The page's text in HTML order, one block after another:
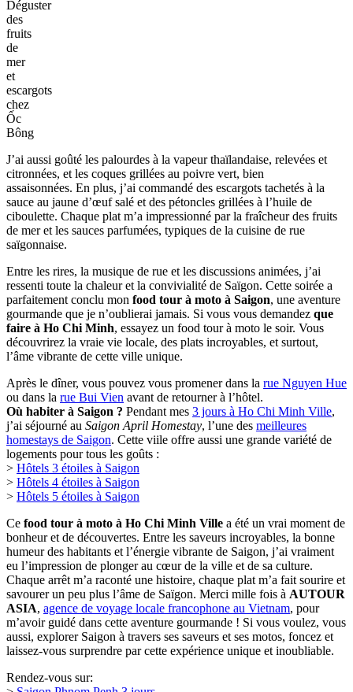
Déguster
des
de
mer
et
escargots
chez
Ốc
Bông
J’ai aussi goûté les palourdes à la vapeur thaïlandaise, relevées et
citronnées, et les coques grillées au poivre vert, bien
assaisonnées. En plus, j’ai commandé des escargots tachetés à la
sauce au jaune d’œuf salé et des pétoncles grillées à l’huile de
ciboulette. Chaque plat m’a impressionné par la fraîcheur des fruits
de mer et les sauces parfumées, typiques de la cuisine de rue
saïgonnaise.
Entre les rires, la musique de rue et les discussions animées, j’ai
parfaitement conclu monfood tour à moto à Saigon, une aventure
gourmande que je n’oublierai jamais. Si vous vous demandezque
faire à Ho Chi Minh , essayez un food tour à moto le soir. Vous
découvrirez la vraie vie locale, des plats incroyables, et surtout,
l’âme vibrante de cette ville unique.
Après le dîner, vous pouvez vous promener dans larue Nguyen Hue
ou dans larue Bui Vienavant de retourner à l’hôtel.
Où habiter à Saigon ? Pendant mes3 jours à Ho Chi Minh Ville,
j’ai séjourné auSaigon April Homestay, l’une desmeilleures
logements pour tous les goûts :